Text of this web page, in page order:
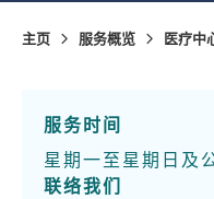
主页 服务概览 医疗中
服务时间
星期一至星期日及
联络我们